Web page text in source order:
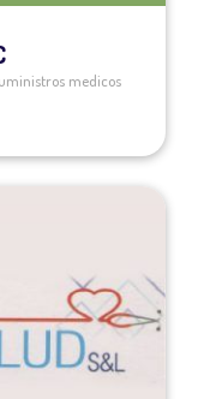
medicos